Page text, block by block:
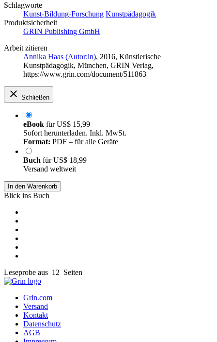
Schlagworte
Kunst-Bildung-Forschung Kunstpädagogik
Produktsicherheit
GRIN Publishing GmbH
Arbeit zitieren
Annika Haas (Autor:in), 2016, Künstlerische
Kunstpädagogik, München, GRIN Verlag,
https://www.grin.com/document/511863
Schließen
eBook fürUS$ 15,99
Sofort herunterladen. Inkl. MwSt.
Format: PDF – für alle Geräte
Buch fürUS$ 18,99
Versand weltweit
In den Warenkorb
Blick ins Buch
Leseprobe aus 12 Seiten
Grin.com
Versand
Kontakt
Datenschutz
AGB